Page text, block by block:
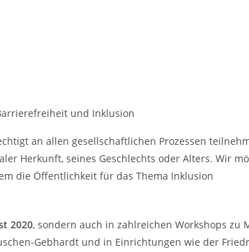
und Inklusion
an allen gesellschaftlichen Prozessen
Herkunft, seines Geschlechts oder Alters. Wir
die Öffentlichkeit für das Thema Inklusion
2020, sondern auch in zahlreichen Workshops zu
Gebhardt und in Einrichtungen wie der